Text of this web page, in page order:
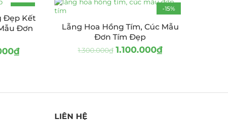
-19%
Đẹp Kết
Đơn
₫
-15%
HOT
Lẵng Hoa Hồng Tím, Cúc Mẫu
Đơn Tím Đẹp
1.300.000₫ 1.100.000₫
LIÊN HỆ